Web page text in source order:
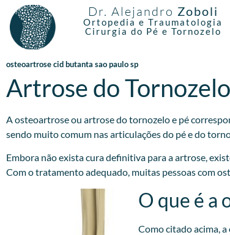
Dr. Alejandro Zoboli
Ortopedia e Traumatologia
Cirurgia do Pé e Tornozelo
osteoartrose cid butanta sao paulo sp
Artrose do Tornozelo
A osteoartrose ou artrose do tornozelo e pé
sendo muito comum nas articulações do pé e do
Embora não exista cura definitiva para a artrose,
Com o tratamento adequado, muitas pessoas com
O que é a
Como citado acima,